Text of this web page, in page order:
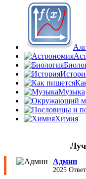
Музыка
Химия
Админ
2025